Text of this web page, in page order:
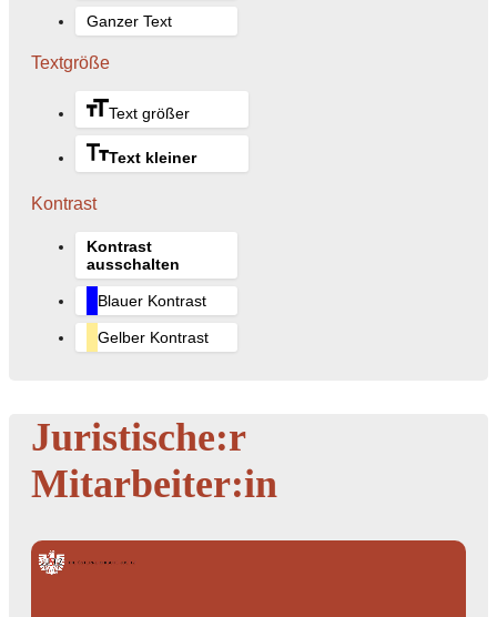
Ganzer Text
Textgröße
Text größer
Text kleiner
Kontrast
Kontrast
ausschalten
Blauer Kontrast
Gelber Kontrast
Juristische:r
Mitarbeiter:in